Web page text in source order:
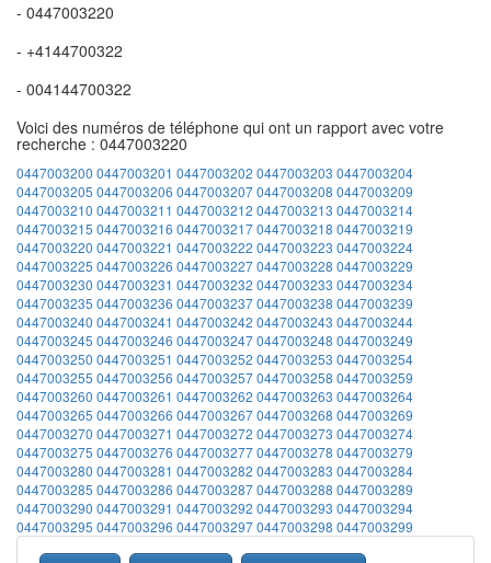
- 0447003220
- +4144700322
- 004144700322
Voici des numéros de téléphone qui ont un rapport avec votre
recherche : 0447003220
0447003200 0447003201 0447003202 0447003203 0447003204
0447003205 0447003206 04470032070447003208 0447003209
0447003210 0447003211 0447003212 0447003213 0447003214
0447003215 0447003216 04470032170447003218 0447003219
0447003220 0447003221 0447003222 0447003223 0447003224
0447003225 0447003226 04470032270447003228 0447003229
0447003230 0447003231 0447003232 0447003233 0447003234
0447003235 0447003236 04470032370447003238 0447003239
0447003240 0447003241 0447003242 0447003243 0447003244
0447003245 0447003246 04470032470447003248 0447003249
0447003250 0447003251 0447003252 0447003253 0447003254
0447003255 0447003256 04470032570447003258 0447003259
0447003260 0447003261 0447003262 0447003263 0447003264
0447003265 0447003266 04470032670447003268 0447003269
0447003270 0447003271 0447003272 0447003273 0447003274
0447003275 0447003276 04470032770447003278 0447003279
0447003280 0447003281 0447003282 0447003283 0447003284
0447003285 0447003286 04470032870447003288 0447003289
0447003290 0447003291 0447003292 0447003293 0447003294
0447003295 0447003296 04470032970447003298 0447003299